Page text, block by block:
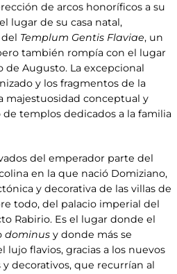
de arcos honoríficos a su
lugar de su casa natal,
Templum Gentis Flaviae, un
también rompía con el lugar
de Augusto. La excepcional
y los fragmentos de la
majestuosidad conceptual y
templos dedicados a la familia
del emperador parte del
en la que nació Domiziano,
y decorativa de las villas de
todo, del palacio imperial del
Rabirio. Es el lugar donde el
dominus y donde más se
lujo flavios, gracias a los nuevos
decorativos, que recurrían al